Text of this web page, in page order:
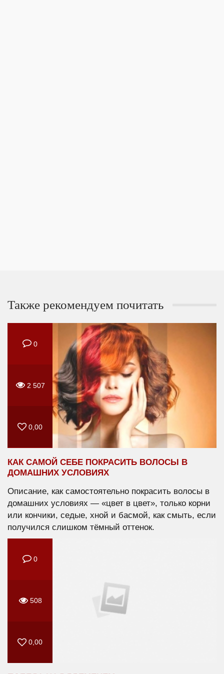
Также рекомендуем почитать
0
2 507
0,00
КАК САМОЙ СЕБЕ ПОКРАСИТЬ ВОЛОСЫ В
ДОМАШНИХ УСЛОВИЯХ
Описание, как самостоятельно покрасить волосы в
домашних условиях — «цвет в цвет», только корни
или кончики, седые, хной и басмой, как смыть, если
получился слишком тёмный оттенок.
0
508
0,00